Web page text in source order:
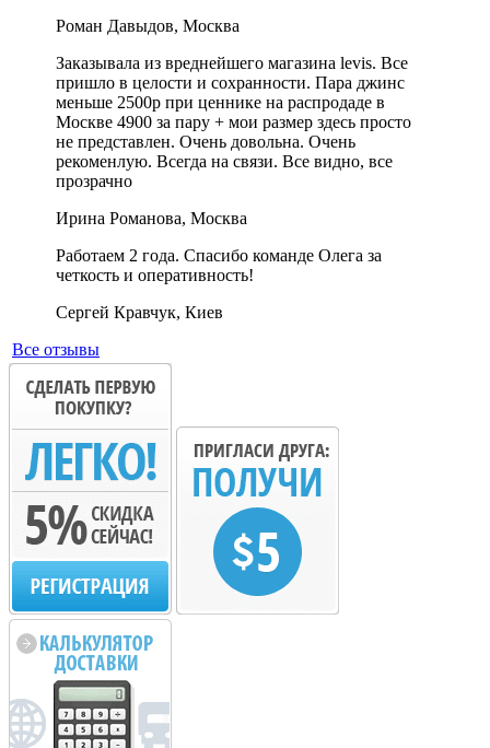
Роман Давыдов, Москва
Заказывала из вреднейшего магазина levis. Все
пришло в целости и сохранности. Пара джинс
меньше 2500р при ценнике на распродаде в
Москве 4900 за пару + мои размер здесь просто
не представлен. Очень довольна. Очень
рекоменлую. Всегда на связи. Все видно, все
прозрачно
Ирина Романова, Москва
Работаем 2 года. Спасибо команде Олега за
четкость и оперативность!
Сергей Кравчук, Киев
Все отзывы